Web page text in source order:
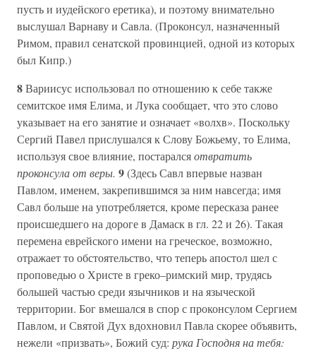
пусть и иудейского еретика), и поэтому внимательно
выслушал Варнаву и Савла. (Проконсул, назначенный
Римом, правил сенатской провинцией, одной из которых
был Кипр.)
8Вариисус использовал по отношению к себе также
семитское имя Елима, и Лука сообщает, что это слово
указывает на его занятие и означает «волхв». Поскольку
Сергий Павел прислушался к Слову Божьему, то Елима,
используя свое влияние, постаралсяотвратить
проконсула от веры. 9(Здесь Савл впервые назван
Павлом, именем, закрепившимся за ним навсегда; имя
Савл больше на употребляется, кроме пересказа ранее
происшедшего на дороге в Дамаск в гл. 22 и 26). Такая
перемена еврейского имени на греческое, возможно,
отражает то обстоятельство, что теперь апостол шел с
проповедью о Христе в греко–римский мир, трудясь
большей частью среди язычников и на языческой
территории. Бог вмешался в спор с проконсулом Сергием
Павлом, и Святой Дух вдохновил Павла скорее объявить,
нежели «призвать», Божий суд: рука Господня на тебя: